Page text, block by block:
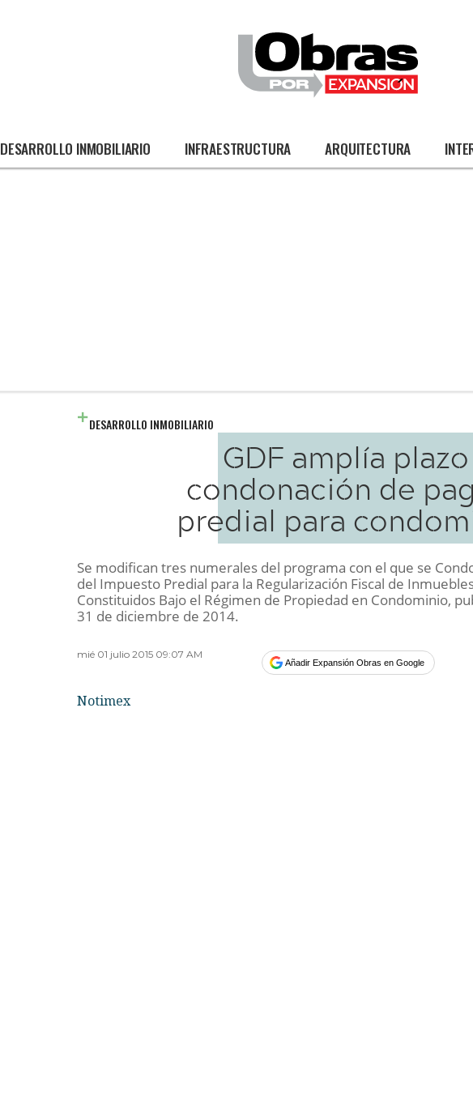
DESARROLLO INMOBILIARIO INFRAESTRUCTURA ARQUITECTURA
DESARROLLO INMOBILIARIO
GDF amplía
condonación de
predial para
Se modifican tres numerales del programa con el que se
del Impuesto Predial para la Regularización Fiscal de
Constituidos Bajo el Régimen de Propiedad en Condominio,
31 de diciembre de 2014.
mié 01 julio 2015 09:07 AM
Añadir Expansión Obras en Google
Notimex